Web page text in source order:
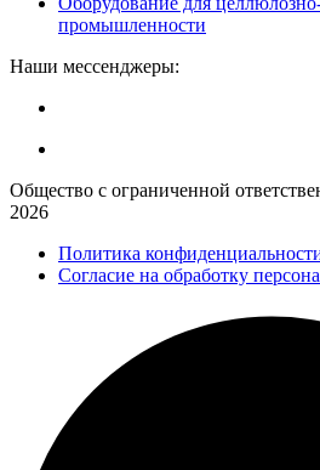
промышленности
Наши мессенджеры:
Общество с ограниченной
2026
Политика
Согласие на обработку